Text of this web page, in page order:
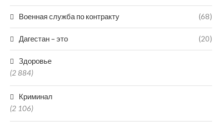
Военная служба по контракту (68)
Дагестан – это (20)
Здоровье
(2 884)
Криминал
(2 106)